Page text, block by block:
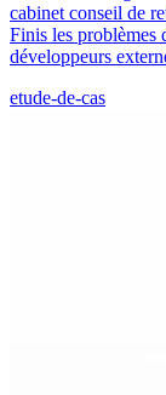
cabinet conseil de
Finis les problèmes
développeurs
etude-de-cas